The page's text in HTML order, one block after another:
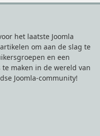
het laatste Joomla
om aan de slag te
en een
maken in de wereld van
Joomla-community!